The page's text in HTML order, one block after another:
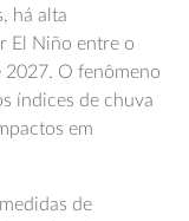
há alta
El Niño entre o
2027. O fenômeno
índices de chuva
em
de